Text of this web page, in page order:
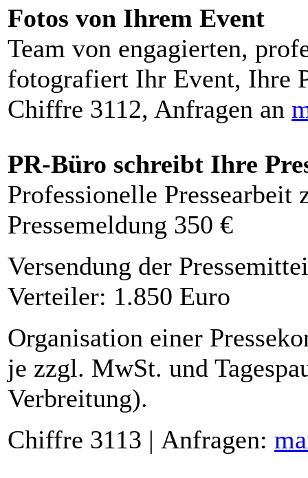
Fotos von Ihrem Event
Team von engagierten,
fotografiert Ihr Event, Ihre
Chiffre 3112, Anfragen an
PR-Büro schreibt Ihre
Professionelle Pressearbeit
Pressemeldung 350 €
Versendung der
Verteiler: 1.850 Euro
Organisation einer
je zzgl. MwSt. und
Verbreitung).
Chiffre 3113 | Anfragen: